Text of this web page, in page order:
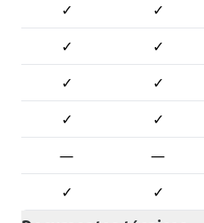
✓
✓
✓
✓
✓
✓
✓
✓
—
—
✓
✓